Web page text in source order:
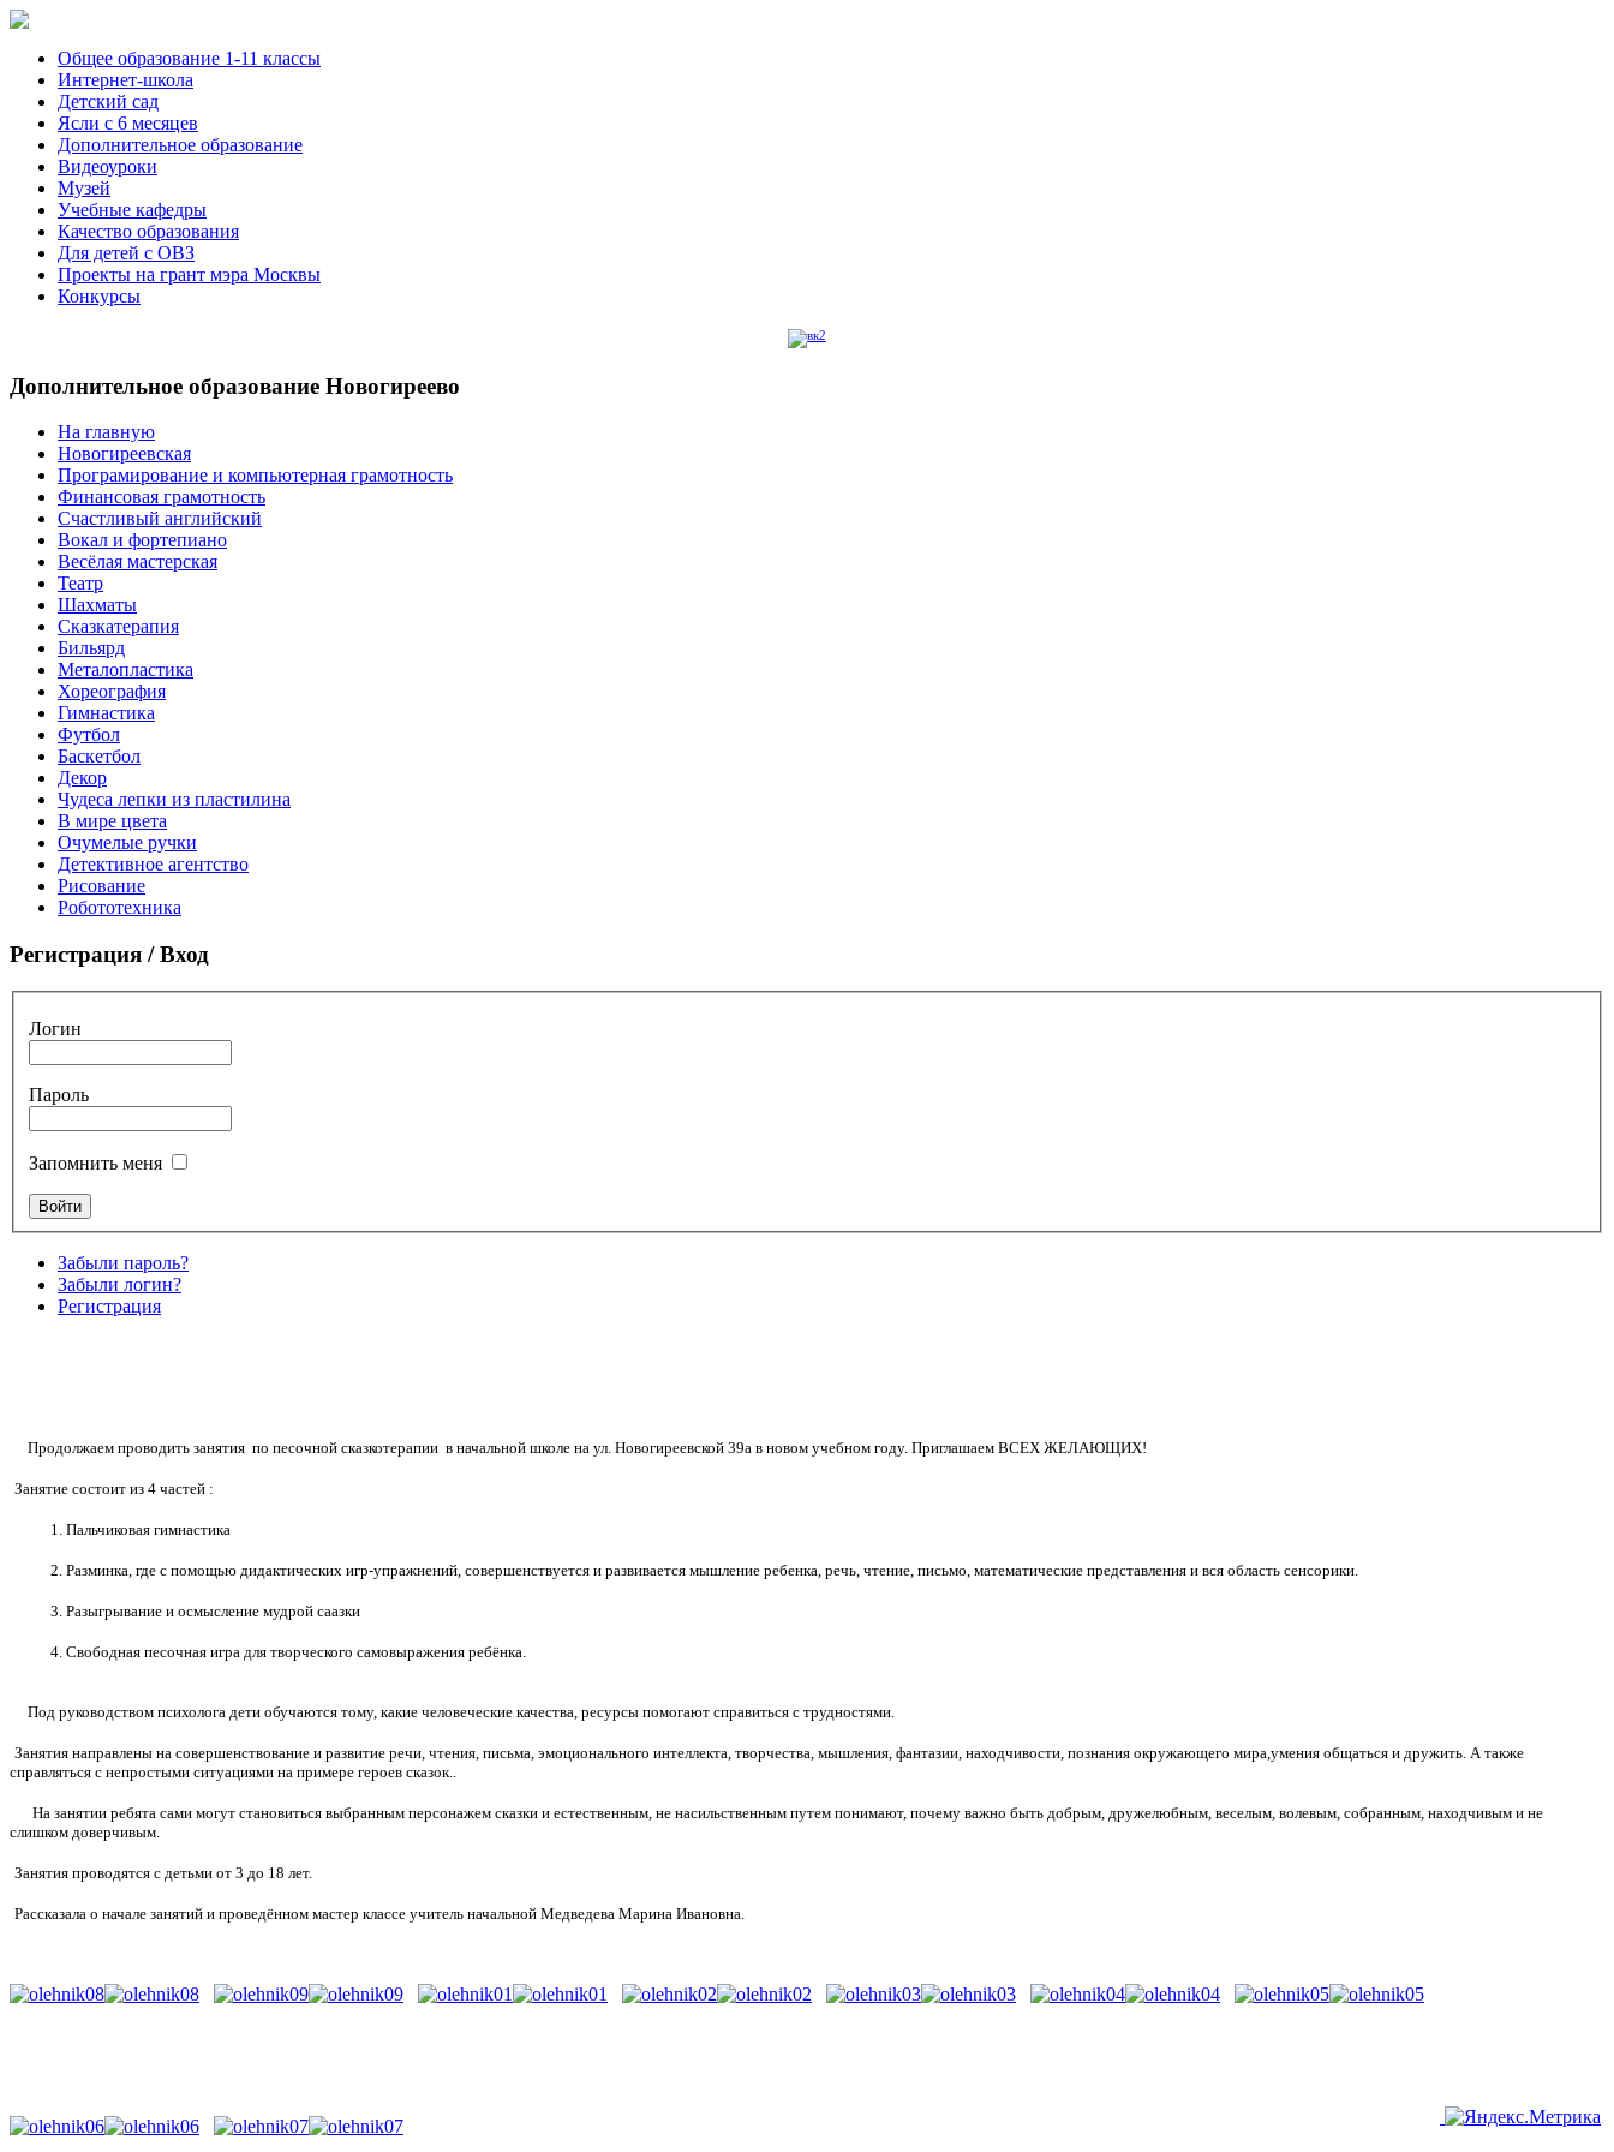
Общее образование 1-11 классы
Интернет-школа
Детский сад
Ясли с 6 месяцев
Дополнительное образование
Видеоуроки
Музей
Учебные кафедры
Качество образования
Для детей с ОВЗ
Проекты на грант мэра Москвы
Конкурсы
Дополнительное образование Новогиреево
На главную
Новогиреевская
Програмирование и компьютерная грамотность
Финансовая грамотность
Счастливый английский
Вокал и фортепиано
Весёлая мастерская
Театр
Шахматы
Сказкатерапия
Бильярд
Металопластика
Хореография
Гимнастика
Футбол
Баскетбол
Декор
Чудеса лепки из пластилина
В мире цвета
Очумелые ручки
Детективное агентство
Рисование
Робототехника
Регистрация / Вход
Логин
Пароль
Запомнить меня
Забыли пароль?
Забыли логин?
Регистрация
Продолжаем проводить занятия по песочной сказкотерапии в начальной школе на ул. Новогиреевской 39а в новом учебном году. Приглашаем ВСЕХ ЖЕЛАЮЩИХ!
Занятие состоит из 4 частей :
1. Пальчиковая гимнастика
2. Разминка, где с помощью дидактических игр-упражнений, совершенствуется и развивается мышление ребенка, речь, чтение, письмо, математические представления и вся область сенсорики.
3. Разыгрывание и осмысление мудрой саазки
4. Свободная песочная игра для творческого самовыражения ребёнка.
Под руководством психолога дети обучаются тому, какие человеческие качества, ресурсы помогают справиться с трудностями.
Занятия направлены на совершенствование и развитие речи, чтения, письма, эмоционального интеллекта, творчества, мышления, фантазии, находчивости, познания окружающего мира,умения общаться и дружить. А также
справляться с непростыми ситуациями на примере героев сказок..
На занятии ребята сами могут становиться выбранным персонажем сказки и естественным, не насильственным путем понимают, почему важно быть добрым, дружелюбным, веселым, волевым, собранным, находчивым и не
слишком доверчивым.
Занятия проводятся с детьми от 3 до 18 лет.
Рассказала о начале занятий и проведённом мастер классе учитель начальной Медведева Марина Ивановна.